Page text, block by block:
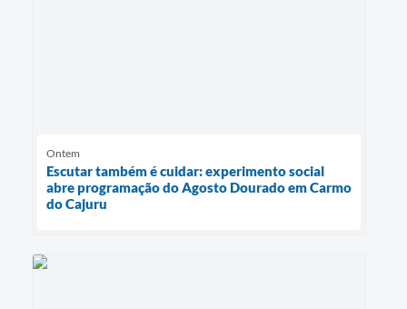
Ontem
Escutar também é cuidar: experimento social
abre programação do Agosto Dourado em Carmo
do Cajuru